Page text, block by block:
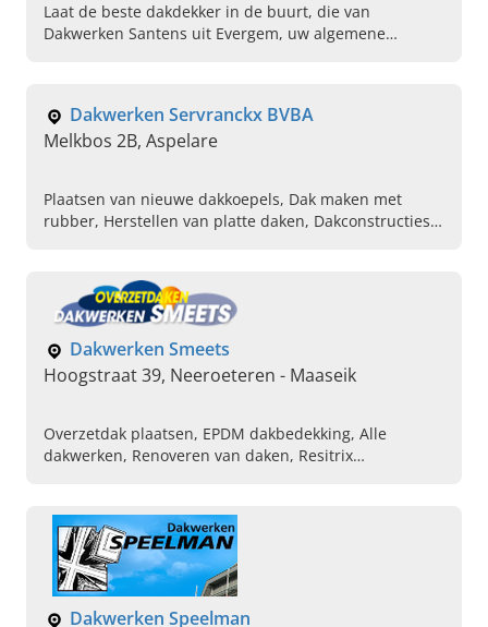
Laat de beste dakdekker in de buurt, die van
Dakwerken Santens uit Evergem, uw algemene
Dakwerken Servranckx BVBA
Melkbos 2B, Aspelare
Plaatsen van nieuwe dakkoepels, Dak maken met
rubber, Herstellen van platte daken, Dakconstructies,
nieuwbouwprojecten
Dakwerken Smeets
Hoogstraat 39, Neeroeteren - Maaseik
Overzetdak plaatsen, EPDM dakbedekking, Alle
dakwerken, Renoveren van daken, Resitrix
Hellende daken plaatsen en renoveren, Platte daken
plaatsen en renoveren
Dakwerken Speelman